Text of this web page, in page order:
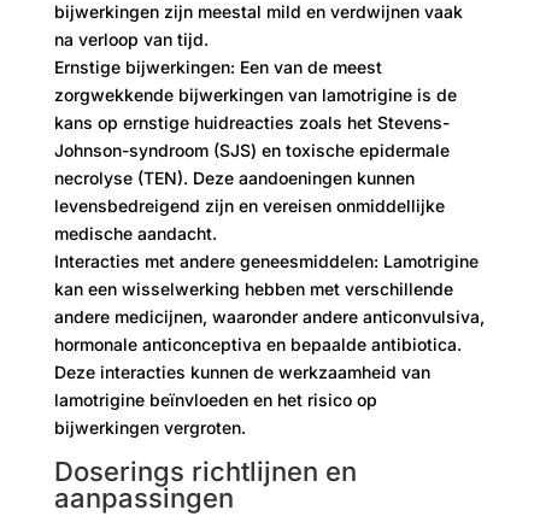
bijwerkingen zijn meestal mild en verdwijnen vaak
na verloop van tijd.
Ernstige bijwerkingen: Een van de meest
zorgwekkende bijwerkingen van lamotrigine is de
kans op ernstige huidreacties zoals het Stevens-
Johnson-syndroom (SJS) en toxische epidermale
necrolyse (TEN). Deze aandoeningen kunnen
levensbedreigend zijn en vereisen onmiddellijke
medische aandacht.
Interacties met andere geneesmiddelen: Lamotrigine
kan een wisselwerking hebben met verschillende
andere medicijnen, waaronder andere anticonvulsiva,
hormonale anticonceptiva en bepaalde antibiotica.
Deze interacties kunnen de werkzaamheid van
lamotrigine beïnvloeden en het risico op
bijwerkingen vergroten.
Doserings richtlijnen en
aanpassingen